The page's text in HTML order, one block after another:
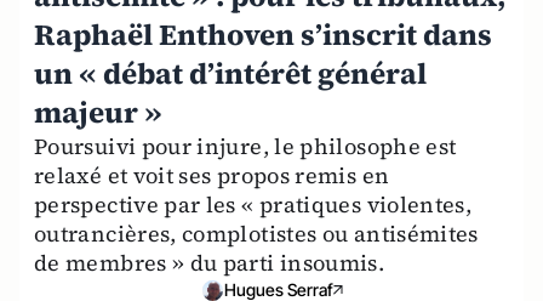
Raphaël Enthoven s’inscrit dans
un « débat d’intérêt général
majeur »
Poursuivi pour injure, le philosophe est
relaxé et voit ses propos remis en
perspective par les « pratiques violentes,
outrancières, complotistes ou antisémites
de membres » du parti insoumis.
Hugues Serraf